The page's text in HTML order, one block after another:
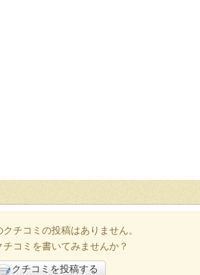
クチコミの投稿はありません。
チコミを書いてみませんか？
クチコミを投稿する